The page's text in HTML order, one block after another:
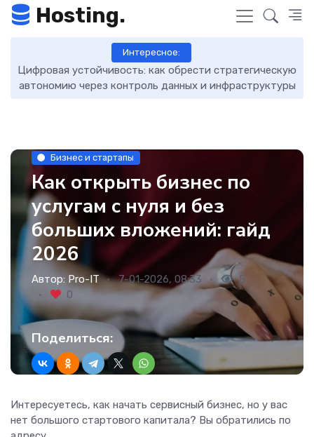
Hosting.
Интересное:
DNS-записи: что это такое, как работают и как ими
управлять
Бизнес и стартапы
Как открыть бизнес по
услугам с нуля и без
больших вложений: гайд
2026
Автор: Pro-IT 7-01-2026, 08:33
5
0
Поделиться:
Интересуетесь, как начать сервисный бизнес, но у вас
нет большого стартового капитала? Вы обратились по